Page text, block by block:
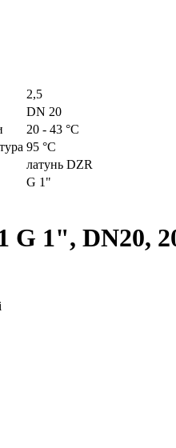
2,5
DN 20
20 - 43 °С
95 °C
латунь DZR
G 1"
G 1", DN20,